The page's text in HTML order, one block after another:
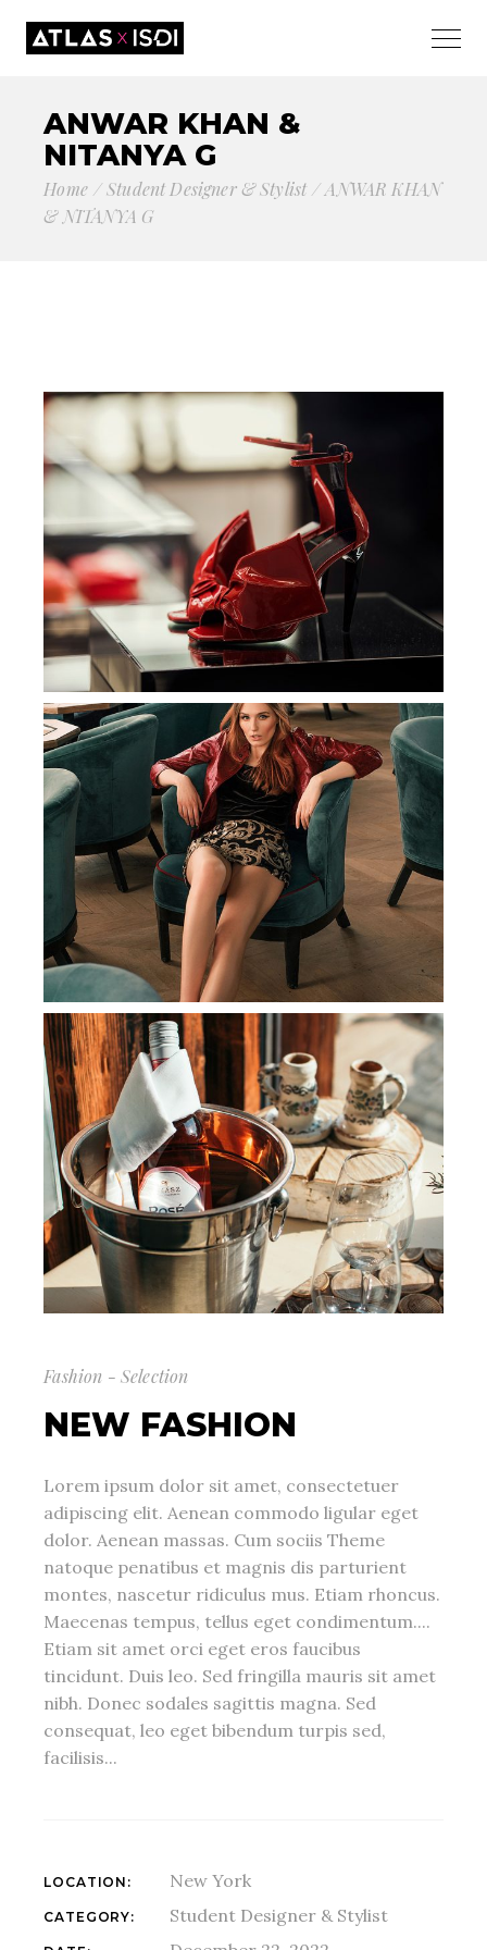
ANWAR KHAN &
NITANYA G
Home Student Designer & Stylist
ANWAR KHAN
& NITANYA G
Fashion - Selection
NEW FASHION
Lorem ipsum dolor sit amet, consectetuer
adipiscing elit. Aenean commodo ligular eget
dolor. Aenean massas. Cum sociis Theme
natoque penatibus et magnis dis parturient
montes, nascetur ridiculus mus. Etiam rhoncus.
Maecenas tempus, tellus eget condimentum....
Etiam sit amet orci eget eros faucibus
tincidunt. Duis leo. Sed fringilla mauris sit amet
nibh. Donec sodales sagittis magna. Sed
consequat, leo eget bibendum turpis sed,
facilisis...
LOCATION: New York
CATEGORY: Student Designer & Stylist